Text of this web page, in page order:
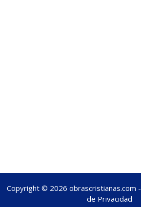
Copyright © 2026 obrascristianas.com -
de Privacidad